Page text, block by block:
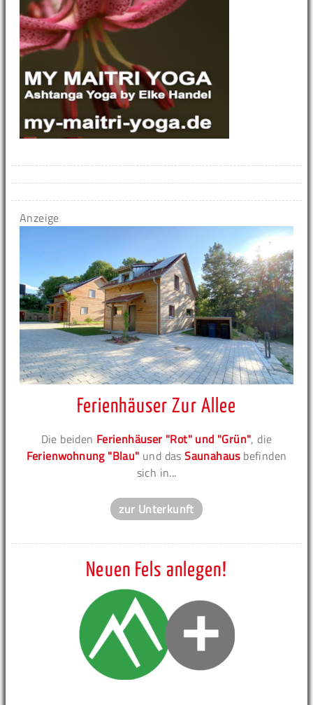
Anzeige
Ferienhäuser Zur Allee
Die beiden Ferienhäuser "Rot" und "Grün", die
Ferienwohnung "Blau" und dasSaunahausbefinden
sich in...
zur Unterkunft
Neuen Fels anlegen!